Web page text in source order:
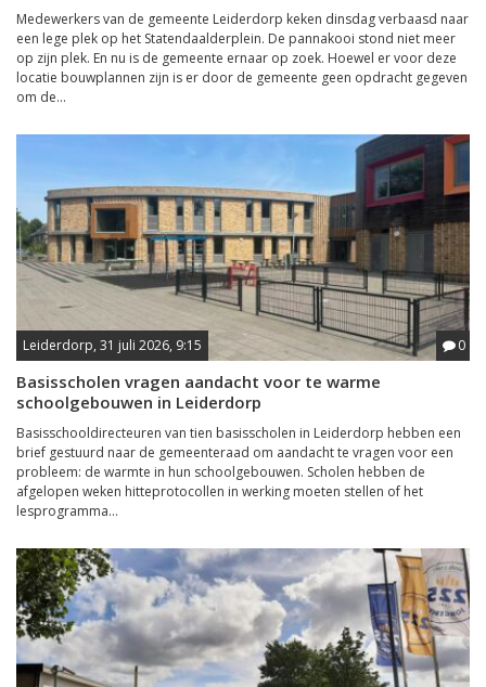
Medewerkers van de gemeente Leiderdorp keken dinsdag verbaasd naar
een lege plek op het Statendaalderplein. De pannakooi stond niet meer
op zijn plek. En nu is de gemeente ernaar op zoek. Hoewel er voor deze
locatie bouwplannen zijn is er door de gemeente geen opdracht gegeven
om de...
Leiderdorp, 31 juli 2026, 9:15 0
Basisscholen vragen aandacht voor te warme
schoolgebouwen in Leiderdorp
Basisschooldirecteuren van tien basisscholen in Leiderdorp hebben een
brief gestuurd naar de gemeenteraad om aandacht te vragen voor een
probleem: de warmte in hun schoolgebouwen. Scholen hebben de
afgelopen weken hitteprotocollen in werking moeten stellen of het
lesprogramma...